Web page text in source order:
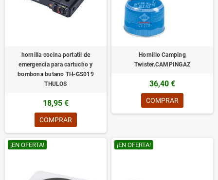
hornilla cocina portatil de
emergencia para cartucho y
bombona butano TH-GS019
THULOS
18,95 €
COMPRAR
Hornillo Camping
Twister.CAMPINGAZ
36,40 €
COMPRAR
¡EN OFERTA! ¡EN OFERTA!